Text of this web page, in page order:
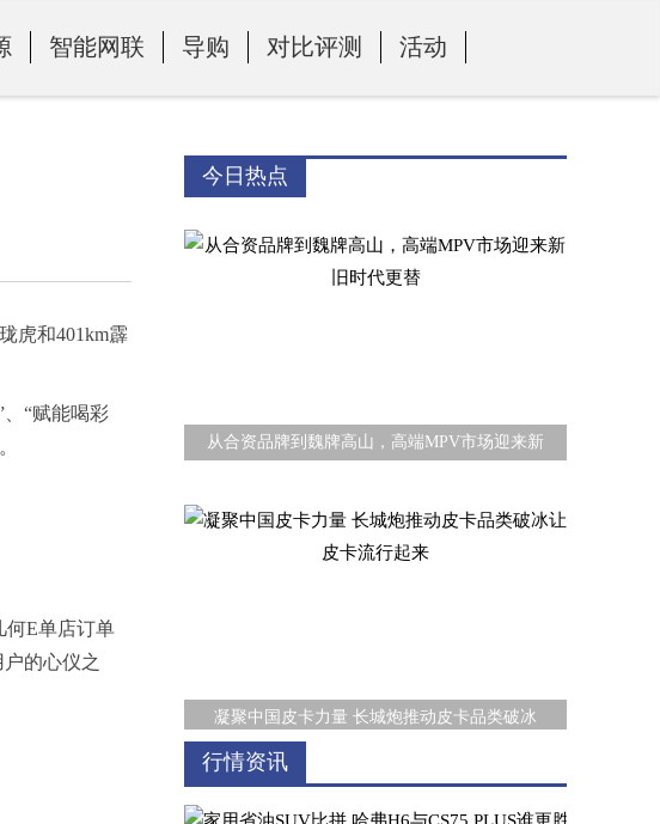
智能网联 导购 对比评测 活动
虎和401km霹
“赋能喝彩
何E单店订单
的心仪之
今日热点
从合资品牌到魏牌高山，高端MPV市场迎来新
凝聚中国皮卡力量 长城炮推动皮卡品类破冰
行情资讯